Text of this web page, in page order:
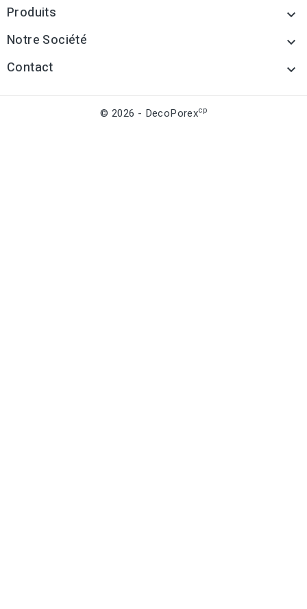
Produits 
Notre Société 
Contact 
© 2026 - DecoPorexcp